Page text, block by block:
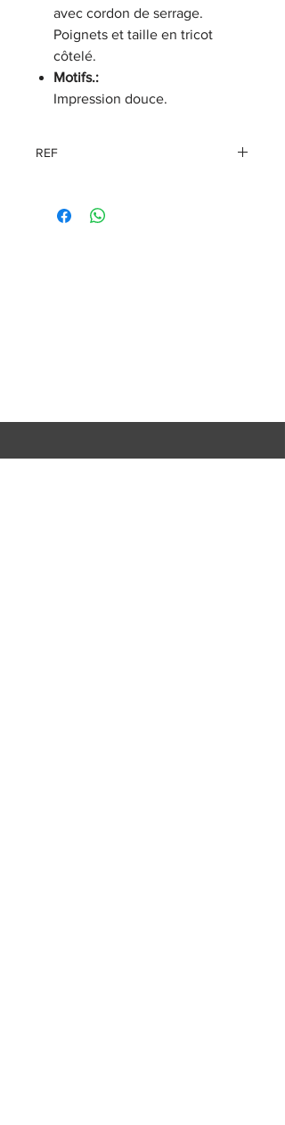
avec cordon de serrage.
Poignets et taille en tricot
côtelé.
Motifs.:
Impression douce.
REF